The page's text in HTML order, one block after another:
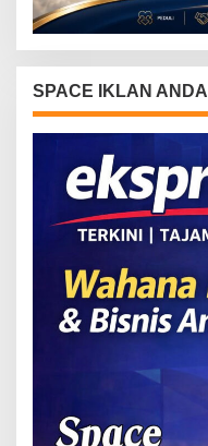
SPACE IKLAN ANDA